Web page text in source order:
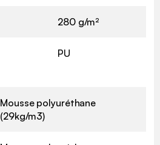
280 g/m²
PU
Mousse polyuréthane
(29kg/m3)